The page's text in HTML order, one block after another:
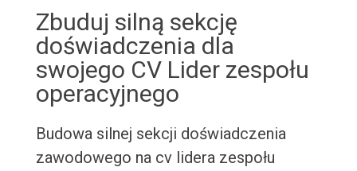
Zbuduj silną sekcję
doświadczenia dla
swojego CV Lider zespołu
operacyjnego
Budowa silnej sekcji doświadczenia
zawodowego na cv lidera zespołu